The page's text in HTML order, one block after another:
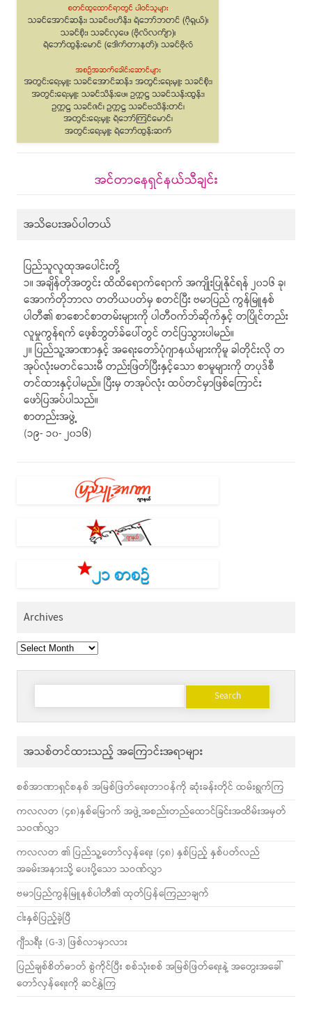
အင်တာနေရှင်နယ်သီချင်း
အသိပေးအပ်ပါတယ်
ပြည်သူလူထုအပေါင်းတို့
၁။ အချိန်တိုအတွင်း ထိထိရောက်ရောက် အကျိုးပြုနိုင်ရန် ၂၀၁၆ ခု၊
အောက်တိုဘာလ တတိယပတ်မှ စတင်ပြီး ဗမာပြည် ကွန်မြူနစ်
ပါတီ၏ စာစောင်စာတမ်းများကို ပါတီဝက်ဘ်ဆိုက်နှင့် တပြိုင်တည်း
လူမှုကွန်ရက် ဖေ့စ်ဘွတ်ခ်ပေါ်တွင် တင်ပြသွားပါမည်။
၂။ ပြည်သူ့အာဏာနှင့် အရေးတော်ပုံဂျာနယ်များကိုမူ ခါတိုင်းလို တ
အုပ်လုံးမတင်သေးမီ တည်းဖြတ်ပြီးနှင့်သော စာမူများကို တပုဒ်စီ
တင်ထားနှင့်ပါမည်။ ပြီးမှ တအုပ်လုံး ထပ်တင်မှာဖြစ်ကြောင်း
ဖော်ပြအပ်ပါသည်။
စာတည်းအဖွဲ့
(၁၉- ၁၀- ၂၀၁၆)
Archives
Archives
Search
အသစ်တင်ထားသည့် အကြောင်းအရာများ
စစ်အာဏာရှင်စနစ် အမြစ်ဖြတ်ရေးတာဝန်ကို ဆုံးခန်းတိုင် ထမ်းရွက်ကြ
ကလလတ (၄၈)နှစ်မြောက် အဖွဲ့အစည်းတည်ထောင်ခြင်းအထိမ်းအမှတ်
သဝဏ်လွှာ
ကလလတ ၏ ပြည်သူ့တော်လှန်ရေး (၄၈) နှစ်ပြည့် နှစ်ပတ်လည်
အခမ်းအနားသို့ ပေးပို့သော သဝဏ်လွှာ
ဗမာပြည်ကွန်မြူနစ်ပါတီ၏ ထုတ်ပြန်ကြေညာချက်
ငါးနှစ်ပြည့်ခဲ့ပြီ
ဂျီသရီး (G-3) ဖြစ်လာမှာလား
ပြည်ချစ်စိတ်ဓာတ် စွဲကိုင်ပြီး စစ်သုံးစစ် အမြစ်ဖြတ်ရေးနဲ့ အတွေးအခေါ်
တော်လှန်ရေးကို ဆင်နွှဲကြ